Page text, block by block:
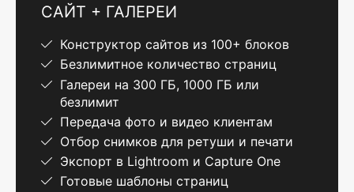
САЙТ + ГАЛЕРЕИ
Конструктор сайтов из 100+ блоков
Безлимитное количество страниц
Галереи на 300 ГБ, 1000 ГБ или
безлимит
Передача фото и видео клиентам
Отбор снимков для ретуши и печати
Экспорт в Lightroom и Capture One
Готовые шаблоны страниц